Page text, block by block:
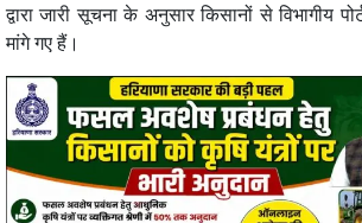
द्वारा जारी सूचना के अनुसार किसानों से विभागीय
मांगे गए हैं।